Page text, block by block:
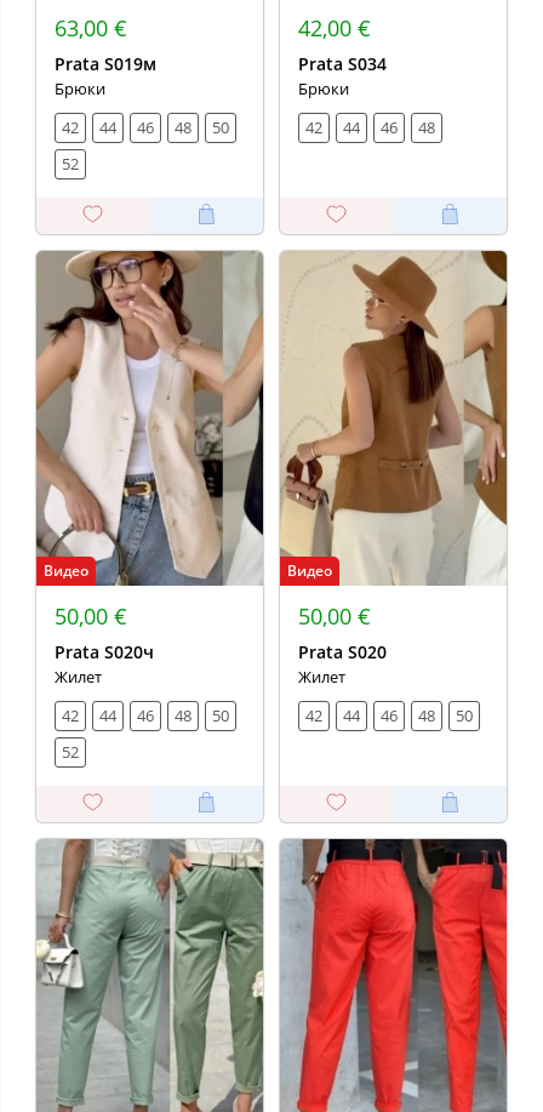
63,00 €
Prata S019м
Брюки
42
44 46 48
50
52
42,00 €
Prata S034
Брюки
42
44 46 48
Видео
50,00 €
Prata S020ч
Жилет
42
44 46 48
50
52
Видео
50,00 €
Prata S020
Жилет
42
44 46 48 50